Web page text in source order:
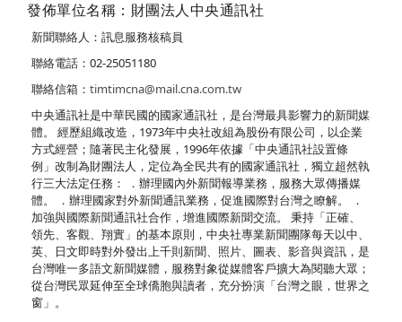
發佈單位名稱：財團法人中央通訊社
新聞聯絡人：訊息服務核稿員
聯絡電話：02-25051180
聯絡信箱： timtimcna@mail.cna.com.tw
中央通訊社是中華民國的國家通訊社，是台灣最具影響力的新聞媒
體。 經歷組織改造，1973年中央社改組為股份有限公司，以企業
方式經營；隨著民主化發展，1996年依據「中央通訊社設置條
例」改制為財團法人，定位為全民共有的國家通訊社，獨立超然執
行三大法定任務： ．辦理國內外新聞報導業務，服務大眾傳播媒
體。 ．辦理國家對外新聞通訊業務，促進國際對台灣之瞭解。 ．
加強與國際新聞通訊社合作，增進國際新聞交流。 秉持「正確、
領先、客觀、翔實」的基本原則，中央社專業新聞團隊每天以中、
英、日文即時對外發出上千則新聞、照片、圖表、影音與資訊，是
台灣唯一多語文新聞媒體，服務對象從媒體客戶擴大為閱聽大眾；
從台灣民眾延伸至全球僑胞與讀者，充分扮演「台灣之眼，世界之
窗」。